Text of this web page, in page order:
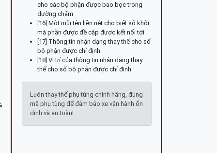
cho các bộ phận được bao bọc trong
đường chấm
[16] Một mũi tên liền nét cho biết số khối
mà phần được đề cập được kết nối tới
[17] Thông tin nhận dạng thay thế cho số
bộ phận được chỉ định
[18] Vị trí của thông tin nhận dạng thay
thế cho số bộ phận được chỉ định
Luôn thay thế phụ tùng chính hãng, đúng
mã phụ tùng để đảm bảo xe vận hành ổn
định và an toàn!